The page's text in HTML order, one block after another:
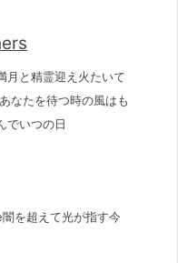
と精霊迎え火たいて
なたを待つ時の風はも
でいつの日
を超えて光が指す今